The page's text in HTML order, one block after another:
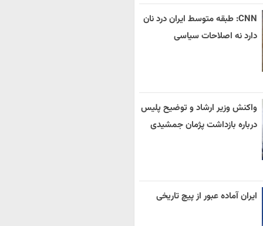
CNN: طبقه متوسط ایران درد نان
دارد نه اصلاحات سیاسی
واکنش وزیر ارشاد و توضیح پلیس
درباره بازداشت پژمان جمشیدی
ایران آماده عبور از پیچ تاریخی